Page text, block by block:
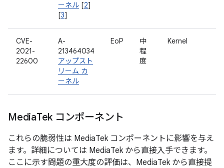
ーネル [2]
[3]
CVE-
2021-
22600
A-
213464034
アップスト
リーム カ
ーネル
EoP
中
程
度
Kernel
MediaTek コンポーネント
これらの脆弱性は MediaTek コンポーネントに影響を与え
ます。詳細については MediaTek から直接入手できます。
ここに示す問題の重大度の評価は、MediaTek から直接提